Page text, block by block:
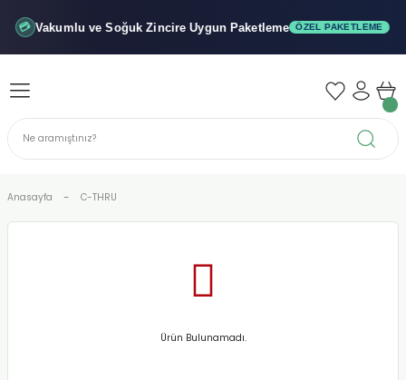
💳 Vakumlu ve SoğukZincire Uygun Paketleme ÖZEL PAKETLEME
Geri Dön
Geri Dön
Geri Dön
Anasayfa C-THRU
Ürün Bulunamadı.